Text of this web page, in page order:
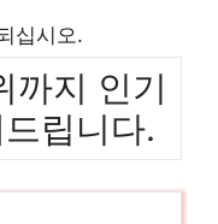
십시오.
까지 인기
립니다.